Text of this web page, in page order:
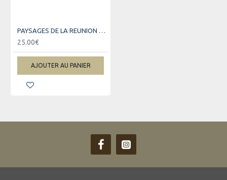
PAYSAGES DE LA REUNION ET SCENES DE VIE CREOLE
25.00€
AJOUTER AU PANIER